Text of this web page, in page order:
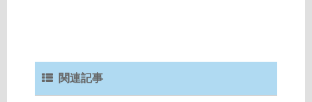
関連記事